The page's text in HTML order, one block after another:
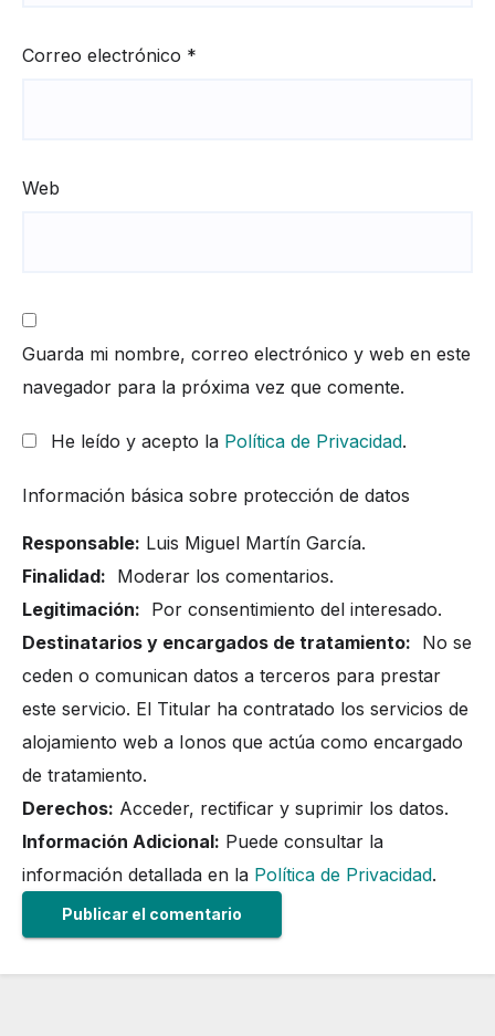
Correo electrónico *
Web
Guarda mi nombre, correo electrónico y web en este
navegador para la próxima vez que comente.
He leído y acepto la Política de Privacidad.
Información básica sobre protección de datos
Responsable: Luis Miguel Martín García.
Finalidad: Moderar los comentarios.
Legitimación: Por consentimiento del interesado.
Destinatarios y encargados de tratamiento: No se
ceden o comunican datos a terceros para prestar
este servicio. El Titular ha contratado los servicios de
alojamiento web a Ionos que actúa como encargado
de tratamiento.
Derechos: Acceder, rectificar y suprimir los datos.
Información Adicional: Puede consultar la
información detallada en la Política de Privacidad.